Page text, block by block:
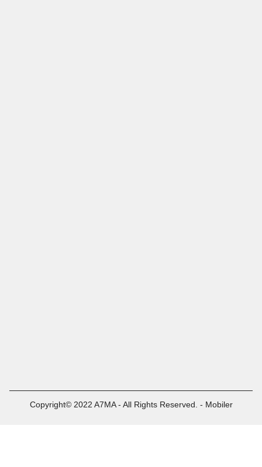
Copyright© 2022 A7MA - All Rights Reserved. - Mobiler